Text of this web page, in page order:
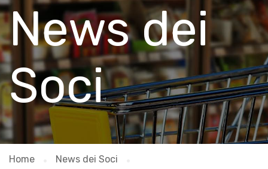
News dei
Soci
Home
News dei Soci